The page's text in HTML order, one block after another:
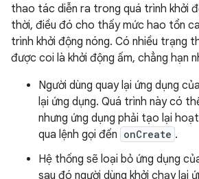
thao tác diễn ra trong quá trình khởi
thời, điều đó cho thấy mức hao tổn
trình khởi động nóng. Có nhiều trạng
được coi là khởi động ấm, chẳng hạn
Người dùng quay lại ứng dụng
lại ứng dụng. Quá trình này có
nhưng ứng dụng phải tạo lại
qua lệnh gọi đến onCreate .
Hệ thống sẽ loại bỏ ứng dụng
sau đó người dùng khởi chạy lại